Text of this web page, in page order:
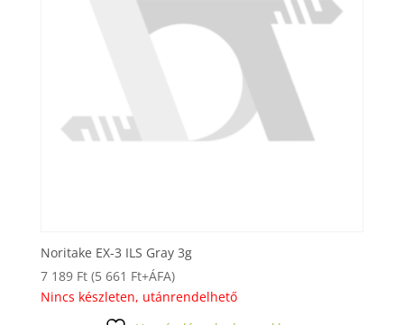
Noritake EX-3 ILS Gray 3g
7 189 Ft (5 661 Ft+ÁFA)
Nincs készleten, utánrendelhető